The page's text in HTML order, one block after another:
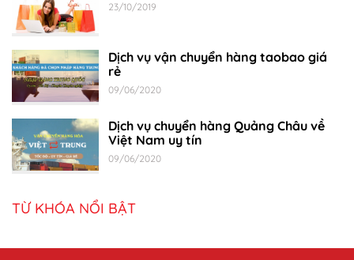
23/10/2019
Dịch vụ vận chuyển hàng taobao giá
rẻ
09/06/2020
Dịch vụ chuyển hàng Quảng Châu về
Việt Nam uy tín
09/06/2020
TỪ KHÓA NỔI BẬT